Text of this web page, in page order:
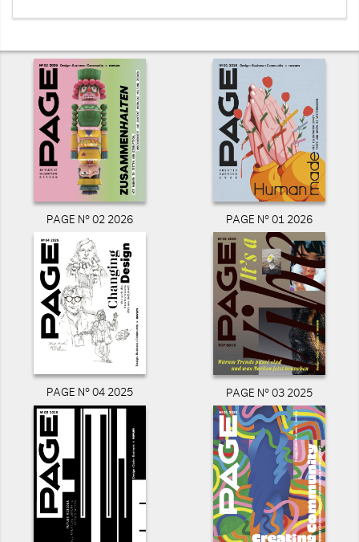
PAGE N° 02 2026 PAGE N° 01 2026
PAGE N° 04 2025 PAGE N° 03 2025